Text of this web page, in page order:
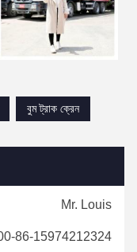
বুম ট্রাক ক্রেন
Mr. Louis
86-15974212324